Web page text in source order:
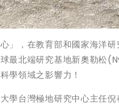
」，在教育部和國家海洋
最北端研究基地新奧勒
學領域之影響力！
學台灣極地研究中心主任